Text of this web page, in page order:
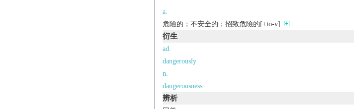
a.
危險的；不安全的；招致危險的[+to-v]
衍生
ad.
dangerously
n.
dangerousness
辨析